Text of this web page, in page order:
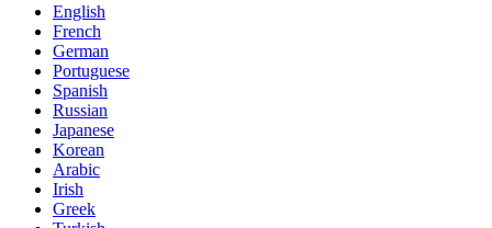
English
French
German
Portuguese
Spanish
Russian
Japanese
Korean
Arabic
Irish
Greek